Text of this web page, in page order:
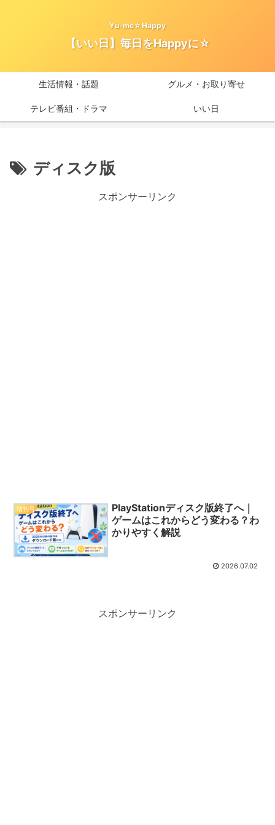
Yu-me☆Happy
【いい日】毎日をHappyに☆
生活情報・話題 グルメ・お取り寄せ
テレビ番組・ドラマ いい日
ディスク版
スポンサーリンク
増刊号
PlayStationディスク版終了へ｜
ゲームはこれからどう変わる？わ
かりやすく解説
2026.07.02
スポンサーリンク